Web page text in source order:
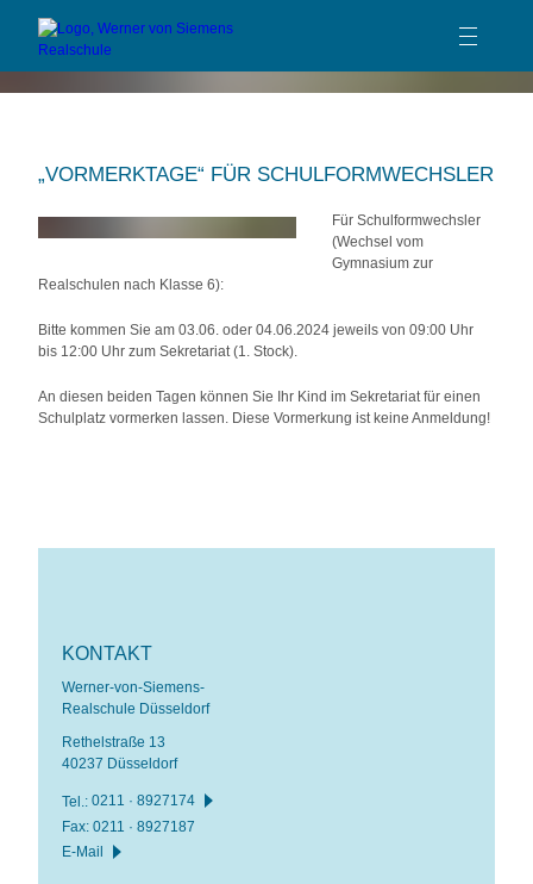
TEAM
SCHULLEBEN
BERATUNG
„VORMERKTAGE“ FÜR SCHULFORMWECHSLER
Für Schulformwechsler
(Wechsel vom
Gymnasium zur
Realschulen nach Klasse 6):
Bitte kommen Sie am 03.06. oder 04.06.2024 jeweils von 09:00 Uhr
bis 12:00 Uhr zum Sekretariat (1. Stock).
An diesen beiden Tagen können Sie Ihr Kind im Sekretariat für einen
Schulplatz vormerken lassen. Diese Vormerkung ist keine Anmeldung!
KONTAKT
Werner-von-Siemens-
Realschule Düsseldorf
Rethelstraße 13
40237 Düsseldorf
Tel.: 0211 · 8927174
Fax: 0211 · 8927187
E-Mail